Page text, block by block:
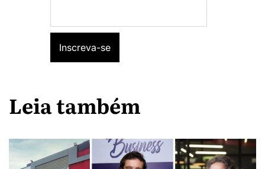
Leia também